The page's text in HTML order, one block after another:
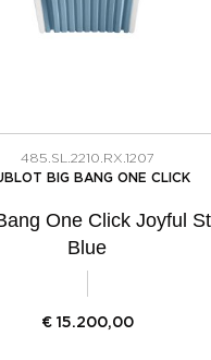
485.SL.2210.RX.1207
BIG BANG ONE CLICK
One Click Joyful
Blue
€ 15.200,00